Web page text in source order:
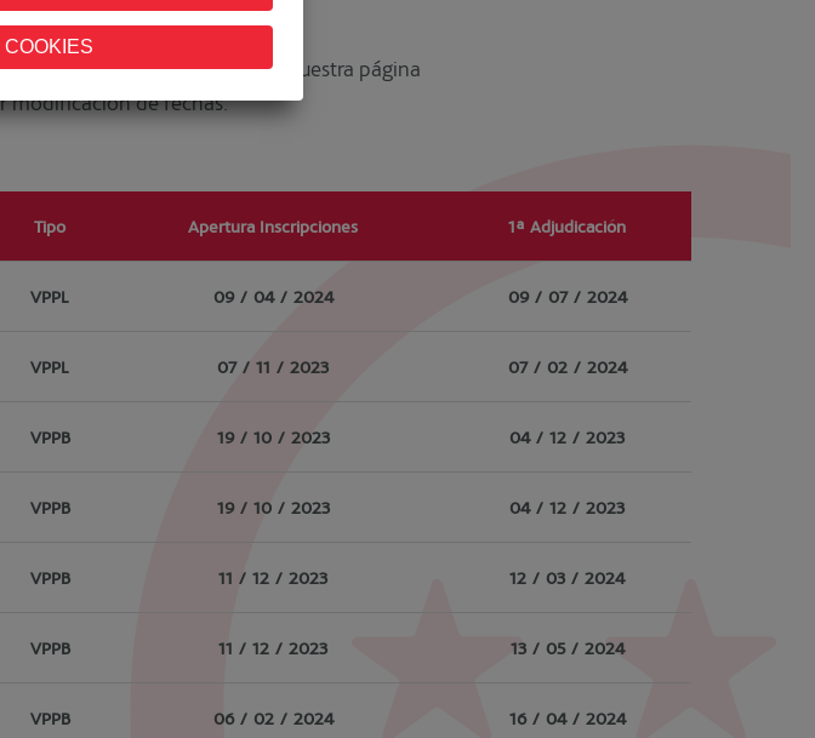
municipio. Mantendremos nuestra página
modificación de fechas.
Tipo Apertura Inscripciones 1ª Adjudicación
VPPL 09 / 04 / 2024 09 / 07 / 2024
VPPL 07 / 11 / 2023 07 / 02 / 2024
VPPB 19 / 10 / 2023 04 / 12 / 2023
VPPB 19 / 10 / 2023 04 / 12 / 2023
VPPB 11 / 12 / 2023 12 / 03 / 2024
VPPB 11 / 12 / 2023 13 / 05 / 2024
VPPB 06 / 02 / 2024 16 / 04 / 2024